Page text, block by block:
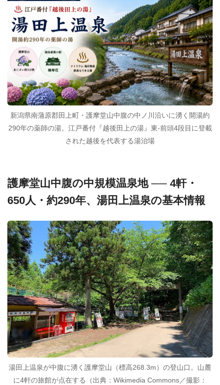
新潟県南蒲原郡田上町・護摩堂山中腹の中ノ川沿いに湧く開湯約
290年の薬師の湯。江戸番付『越後田上の湯』東-前頭4段目に登載
された越後を代表する湯治場
護摩堂山中腹の中規模温泉地 ── 4軒・
650人・約290年、湯田上温泉の基本情報
湯田上温泉が中腹に湧く護摩堂山（標高268.3m）の登山口。山麓
に4軒の旅館が点在する（出典：Wikimedia Commons／撮影：